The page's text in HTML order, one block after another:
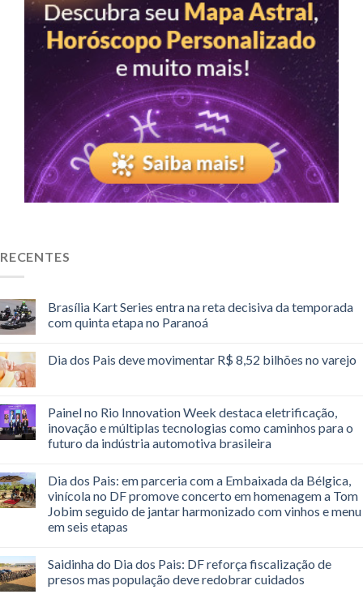
RECENTES
Brasília Kart Series entra na reta decisiva da temporada
com quinta etapa no Paranoá
Dia dos Pais deve movimentar R$ 8,52 bilhões no varejo
Painel no Rio Innovation Week destaca eletrificação,
inovação e múltiplas tecnologias como caminhos para o
futuro da indústria automotiva brasileira
Dia dos Pais: em parceria com a Embaixada da Bélgica,
vinícola no DF promove concerto em homenagem a Tom
Jobim seguido de jantar harmonizado com vinhos e menu
em seis etapas
Saidinha do Dia dos Pais: DF reforça fiscalização de
presos mas população deve redobrar cuidados